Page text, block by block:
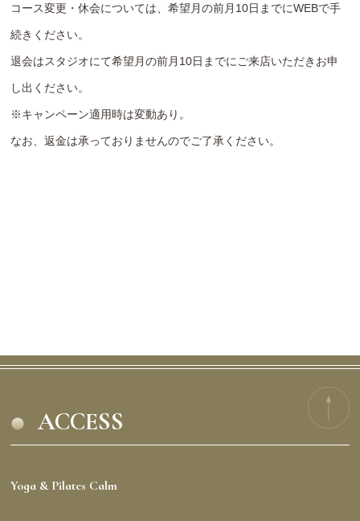
コース変更・休会については、希望月の前月10日までにWEBで手
続きください。
退会はスタジオにて希望月の前月10日までにご来店いただきお申
し出ください。
※キャンペーン適用時は変動あり。
なお、返金は承っておりませんのでご了承ください。
ACCESS
Yoga & Pilates Calm